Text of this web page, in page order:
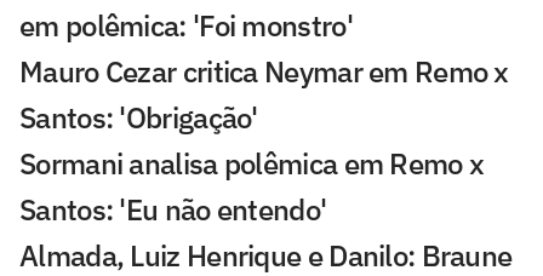
em polêmica: 'Foi monstro'
Mauro Cezar critica Neymar em Remo x
Santos: 'Obrigação'
Sormani analisa polêmica em Remo x
Santos: 'Eu não entendo'
Almada, Luiz Henrique e Danilo: Braune